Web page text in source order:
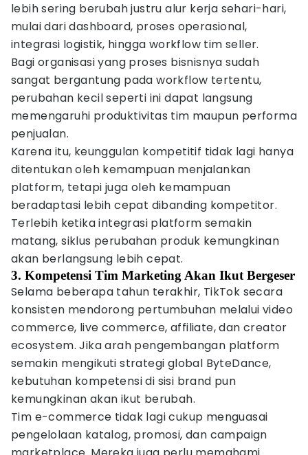
lebih sering berubah justru alur kerja sehari-hari,
mulai dari dashboard, proses operasional,
integrasi logistik, hingga workflow tim seller.
Bagi organisasi yang proses bisnisnya sudah
sangat bergantung pada workflow tertentu,
perubahan kecil seperti ini dapat langsung
memengaruhi produktivitas tim maupun performa
penjualan.
Karena itu, keunggulan kompetitif tidak lagi hanya
ditentukan oleh kemampuan menjalankan
platform, tetapi juga oleh kemampuan
beradaptasi lebih cepat dibanding kompetitor.
Terlebih ketika integrasi platform semakin
matang, siklus perubahan produk kemungkinan
akan berlangsung lebih cepat.
3. Kompetensi Tim Marketing Akan Ikut Bergeser
Selama beberapa tahun terakhir, TikTok secara
konsisten mendorong pertumbuhan melalui video
commerce, live commerce, affiliate, dan creator
ecosystem. Jika arah pengembangan platform
semakin mengikuti strategi global ByteDance,
kebutuhan kompetensi di sisi brand pun
kemungkinan akan ikut berubah.
Tim e-commerce tidak lagi cukup menguasai
pengelolaan katalog, promosi, dan campaign